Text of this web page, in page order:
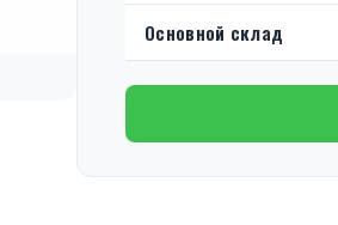
Основной склад